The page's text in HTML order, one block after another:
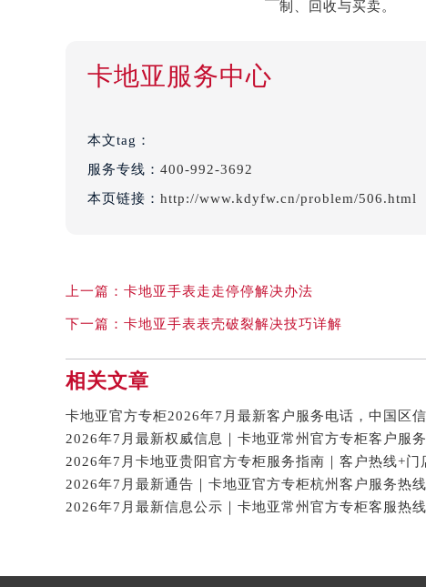
卡地亚服务中心
本文tag：
服务专线： 400-992-3692
本页链接： http://www.kdyfw.cn/problem/506.html
上一篇： 卡地亚手表走走停停解决办法
下一篇： 卡地亚手表表壳破裂解决技巧详解
相关文章